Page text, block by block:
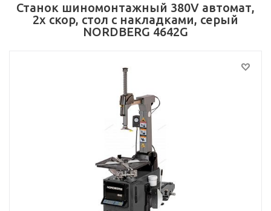
Станок шиномонтажный 380V автомат,
2х скор, стол с накладками, серый
NORDBERG 4642G